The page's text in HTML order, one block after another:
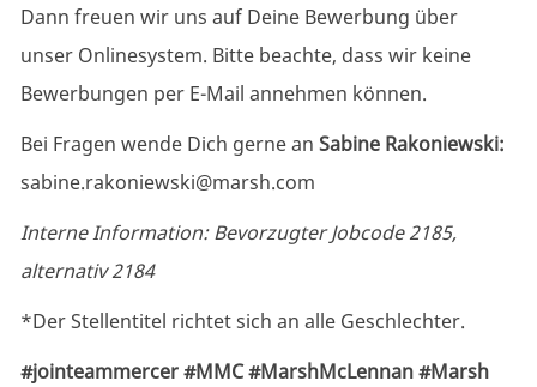
Dann freuen wir uns auf Deine Bewerbung über
unser Onlinesystem. Bitte beachte, dass wir keine
Bewerbungen per E-Mail annehmen können.
Bei Fragen wende Dich gerne an Sabine Rakoniewski:
sabine.rakoniewski@marsh.com
Interne Information: Bevorzugter Jobcode2185,
alternativ 2184
*Der Stellentitel richtet sich an alle Geschlechter.
#jointeammercer #MMC #MarshMcLennan #Marsh